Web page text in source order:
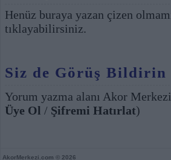
Henüz buraya yazan çizen
tıklayabilirsiniz.
Siz de Görüş Bildirin
Yorum yazma alanı Akor
Üye Ol / Şifremi Hatırlat)
AkorMerkezi.com © 2026